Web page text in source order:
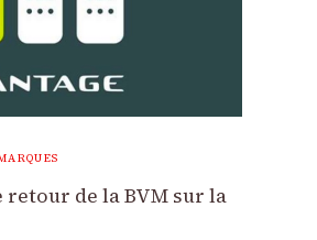
retour de la BVM sur la